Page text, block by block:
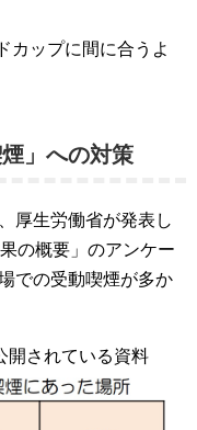
カップに間に合うよ
」への対策
厚生労働省が発表し
の概要」のアンケー
での受動喫煙が多か
開されている資料